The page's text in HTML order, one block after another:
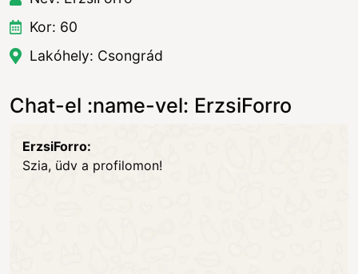
Kor: 60
Lakóhely: Csongrád
Chat-el :name-vel: ErzsiForro
ErzsiForro:
Szia, üdv a profilomon!